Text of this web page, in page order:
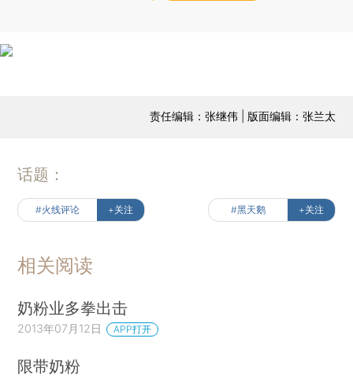
责任编辑：张继伟 | 版面编辑：张兰太
话题：
#火线评论 +关注 #黑天鹅 +关注
相关阅读
奶粉业多拳出击
2013年07月12日 APP打开
限带奶粉